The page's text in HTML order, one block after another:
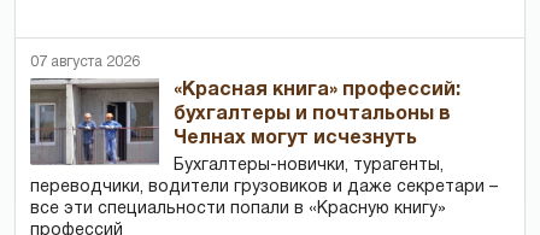
07 августа 2026
«Красная книга» профессий:
бухгалтеры и почтальоны в
Челнах могут исчезнуть
Бухгалтеры-новички, тур­агенты,
переводчики, водители грузовиков и даже секретари –
все эти специальности попали в «Красную книгу»
профессий